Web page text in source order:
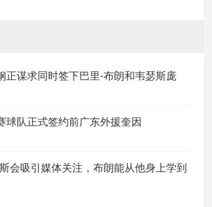
正谋求同时签下巴里-布朗和韦瑟斯庞
球队正式签约前广东外援奎因
会吸引媒体关注，布朗能从他身上学到